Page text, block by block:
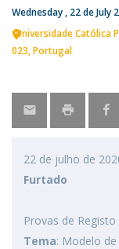
Wednesday , 22 de July
Universidade Católica
023 Portugal
22 de julho de
Furtado
Provas de
Tema: Modelo